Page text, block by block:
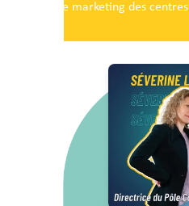
Le marketing des